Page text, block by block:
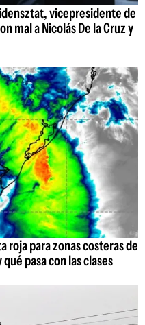
vicepresidente de
mal a Nicolás De la Cruz y
roja para zonas costeras de
pasa con las clases